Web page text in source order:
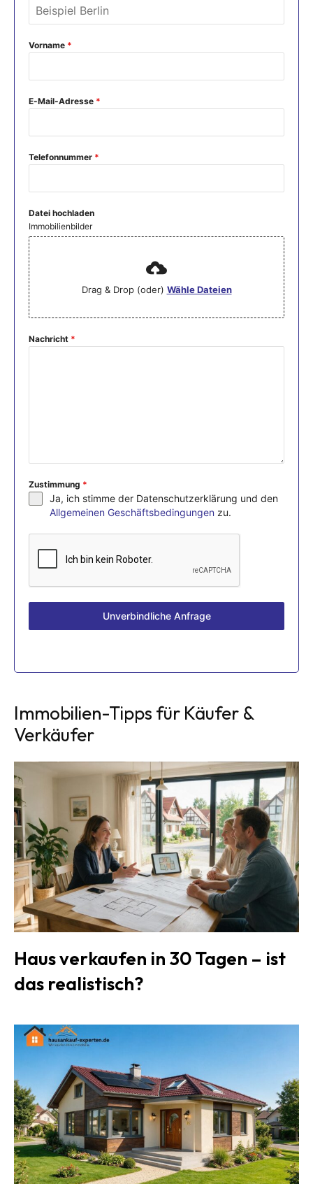
Vorname *
E-Mail-Adresse *
Telefonnummer *
Datei hochladen
Immobilienbilder
Drag & Drop (oder) Wähle Dateien
Nachricht *
Zustimmung *
Ja, ich stimme der Datenschutzerklärung und den
Allgemeinen Geschäftsbedingungen zu.
Unverbindliche Anfrage
Immobilien-Tipps für Käufer &
Verkäufer
Haus verkaufen in 30 Tagen – ist
das realistisch?